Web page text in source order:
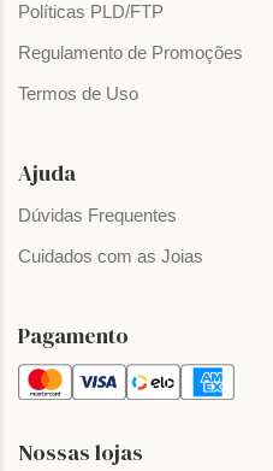
Políticas PLD/FTP
Regulamento de Promoções
Termos de Uso
Ajuda
Dúvidas Frequentes
Cuidados com as Joias
Pagamento
Nossas lojas